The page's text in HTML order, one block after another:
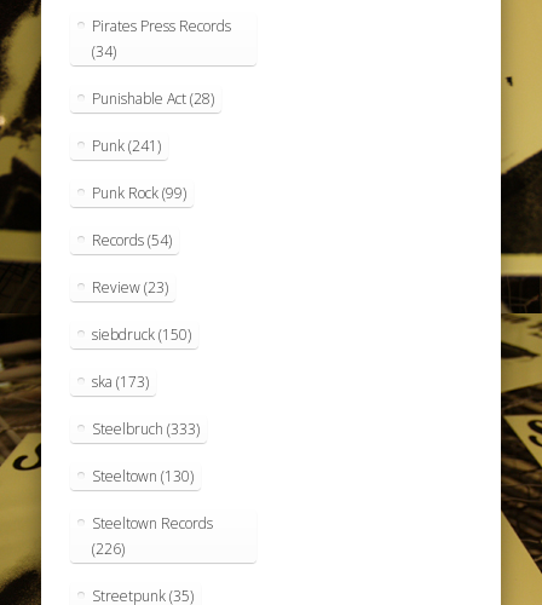
Pirates Press Records
(34)
Punishable Act(28)
Punk(241)
Punk Rock(99)
Records(54)
Review(23)
siebdruck(150)
ska (173)
Steelbruch (333)
Steeltown (130)
Steeltown Records
(226)
Streetpunk(35)